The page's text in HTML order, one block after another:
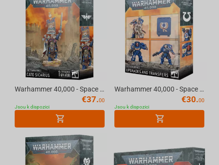
Warhammer 40,000 - Space Marines - Ultramarines CATO SICARIUS
€37.00
Jsou k dispozici
Warhammer 40,000 - Space Marines - Ultramarines UPGRADES AND TRANSFERS
€30.00
Jsou k dispozici